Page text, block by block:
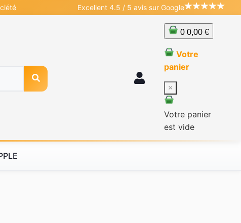
Excellent 4.5 / 5 avis sur Google
0 0,00 €
Votre
panier
×
Votre panier
est vide